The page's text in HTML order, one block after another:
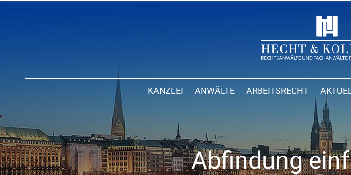
KANZLEI ANWÄLTE ARBEITSRECHT
Abfindung